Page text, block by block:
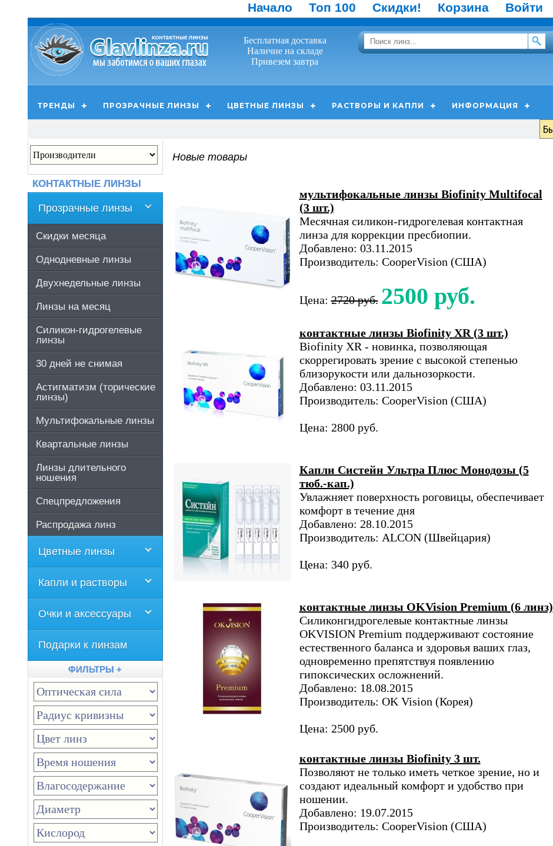
Начало Топ 100 Скидки! Корзина Войти
Бесплатная доставка
Наличие на складе
Привезем завтра
ТРЕНДЫ ПРОЗРАЧНЫЕ ЛИНЗЫ ЦВЕТНЫЕ ЛИНЗЫ РАСТВОРЫ И КАПЛИ ИНФОРМАЦИЯ
Новые товары
мультифокальные линзы Biofinity Multifocal
(3 шт.)
Месячная силикон-гидрогелевая контактная
линза для коррекции пресбиопии.
Добавлено: 03.11.2015
Производитель: CooperVision (США)
Цена:2720 руб. 2500 руб.
контактные линзы Biofinity XR (3 шт.)
Biofinity XR - новинка, позволяющая
скоррегировать зрение с высокой степенью
близорукости или дальнозоркости.
Добавлено: 03.11.2015
Производитель: CooperVision (США)
Цена: 2800 руб.
Капли Систейн Ультра Плюс Монодозы (5
тюб.-кап.)
Увлажняет поверхность роговицы, обеспечивает
комфорт в течение дня
Добавлено: 28.10.2015
Производитель: ALCON (Швейцария)
Цена: 340 руб.
контактные линзы OKVision Premium (6 линз)
Силиконгидрогелевые контактные линзы
OKVISION Premium поддерживают состояние
естественного баланса и здоровья ваших глаз,
одновременно препятствуя появлению
гипоксических осложнений.
Добавлено: 18.08.2015
Производитель: OK Vision (Корея)
Цена: 2500 руб.
контактные линзы Biofinity 3 шт.
Позволяют не только иметь четкое зрение, но и
создают идеальный комфорт и удобство при
ношении.
Добавлено: 19.07.2015
Производитель: CooperVision (США)
КОНТАКТНЫЕ ЛИНЗЫ
Прозрачные линзы
Скидки месяца
Однодневные линзы
Двухнедельные линзы
Линзы на месяц
Силикон-гидрогелевые
линзы
30 дней не снимая
Астигматизм (торические
линзы)
Мультифокальные линзы
Квартальные линзы
Линзы длительного
ношения
Спецпредложения
Распродажа линз
Цветные линзы
Капли и растворы
Очки и аксессуары
Подарки к линзам
ФИЛЬТРЫ +